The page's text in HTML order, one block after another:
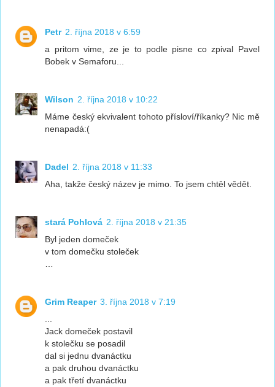
Petr 2. října 2018 v 6:59
a pritom vime, ze je to podle pisne co zpival Pavel
Bobek v Semaforu...
Wilson 2. října 2018 v 10:22
Máme český ekvivalent tohoto přísloví/říkanky? Nic mě
nenapadá:(
Dadel 2. října 2018 v 11:33
Aha, takže český název je mimo. To jsem chtěl vědět.
stará Pohlová 2. října 2018 v 21:35
Byl jeden domeček
v tom domečku stoleček
…
Grim Reaper 3. října 2018 v 7:19
...
Jack domeček postavil
k stolečku se posadil
dal si jednu dvanáctku
a pak druhou dvanáctku
a pak třetí dvanáctku